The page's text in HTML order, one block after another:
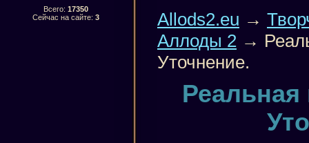
Всего: 17350
Сейчас на сайте: 3 Allods2.eu →
Аллоды 2 →
Уточнение.
Реальная